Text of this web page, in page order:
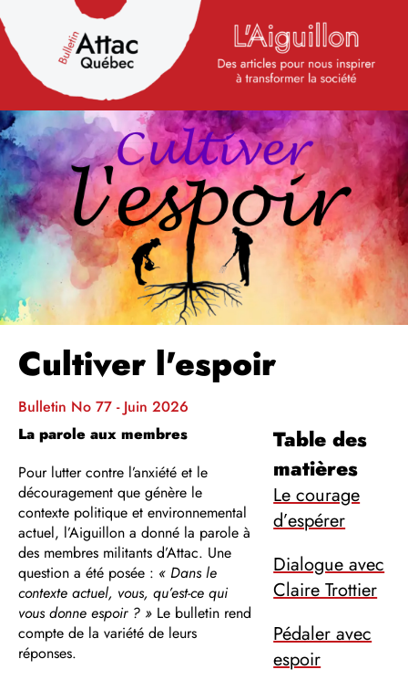
Cultiver l'espoir
Bulletin No 77 - Juin 2026
La parole aux membres
Pour lutter contre l’anxiété et le
découragement que génère le
contexte politique et environnemental
actuel, l’Aiguillon a donné la parole à
des membres militants d’Attac. Une
question a été posée : « Dans le
contexte actuel, vous, qu’est-ce qui
vous donne espoir ? » Le bulletin rend
compte de la variété de leurs
réponses.
Table des
matières
Le courage
d’espérer
Dialogue avec
Claire Trottier
Pédaler avec
espoir